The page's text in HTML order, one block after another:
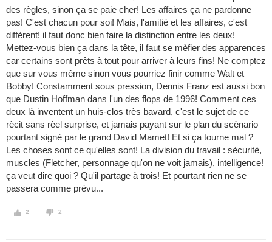
des règles, sinon ça se paie cher! Les affaires ça ne pardonne
pas! C'est chacun pour soi! Mais, l'amitiè et les affaires, c'est
diffèrent! il faut donc bien faire la distinction entre les deux!
Mettez-vous bien ça dans la tête, il faut se mèfier des apparences
car certains sont prêts à tout pour arriver à leurs fins! Ne comptez
que sur vous même sinon vous pourriez finir comme Walt et
Bobby! Constamment sous pression, Dennis Franz est aussi bon
que Dustin Hoffman dans l'un des flops de 1996! Comment ces
deux là inventent un huis-clos très bavard, c'est le sujet de ce
rècit sans rèel surprise, et jamais payant sur le plan du scènario
pourtant signè par le grand David Mamet! Et si ça tourne mal ?
Les choses sont ce qu'elles sont! La division du travail : sècuritè,
muscles (Fletcher, personnage qu'on ne voit jamais), intelligence!
ça veut dire quoi ? Qu'il partage à trois! Et pourtant rien ne se
passera comme prèvu...
2 2